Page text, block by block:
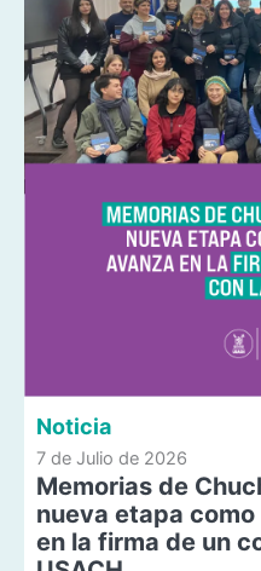
Noticia
7 de Julio de 2026
Memorias de
nueva etapa
en la firma de un